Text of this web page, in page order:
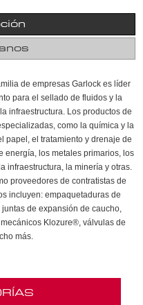
de empresas Garlock es líder
para el sellado de fluidos y la
infraestructura. Los productos de
como la química y la
papel, el tratamiento y drenaje de
energía, los metales primarios, los
infraestructura, la minería y otras.
proveedores de contratistas de
incluyen: empaquetaduras de
de expansión de caucho,
Klozure®, válvulas de
más.